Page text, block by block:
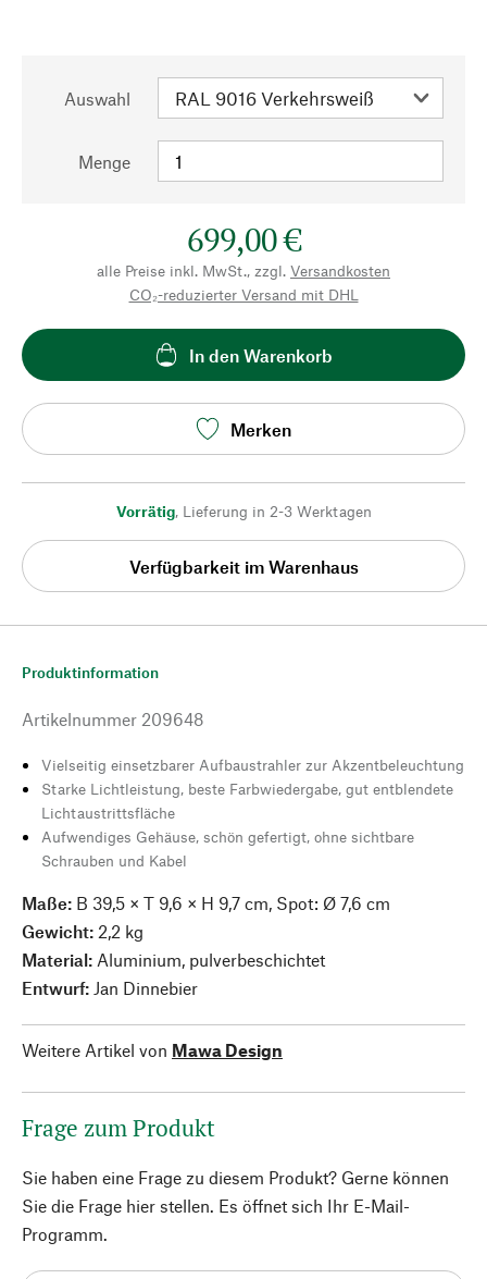
Auswahl
Menge
699,00 €
alle Preise inkl. MwSt., zzgl. Versandkosten
CO₂-reduzierter Versand mit DHL
In den Warenkorb
Merken
Vorrätig, Lieferung in 2-3 Werktagen
Verfügbarkeit im Warenhaus
Produktinformation
Artikelnummer 209648
Vielseitig einsetzbarer Aufbaustrahler zur Akzentbeleuchtung
Starke Lichtleistung, beste Farbwiedergabe, gut entblendete
Lichtaustrittsfläche
Aufwendiges Gehäuse, schön gefertigt, ohne sichtbare
Schrauben und Kabel
Maße: B 39,5 × T 9,6 × H 9,7 cm, Spot: Ø 7,6 cm
Gewicht: 2,2 kg
Material: Aluminium, pulverbeschichtet
Entwurf: Jan Dinnebier
Weitere Artikel von Mawa Design
Frage zum Produkt
Sie haben eine Frage zu diesem Produkt? Gerne können
Sie die Frage hier stellen. Es öffnet sich Ihr E-Mail-
Programm.